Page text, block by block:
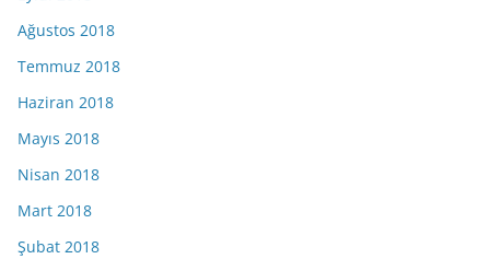
Ağustos 2018
Temmuz 2018
Haziran 2018
Mayıs 2018
Nisan 2018
Mart 2018
Şubat 2018